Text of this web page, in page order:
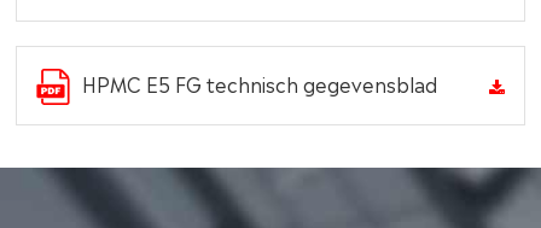
HPMC E5 FG technisch gegevensblad